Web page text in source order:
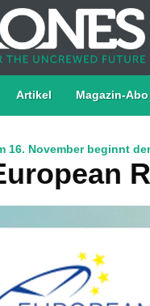
Artikel Magazin-Abo
16. November beginnt